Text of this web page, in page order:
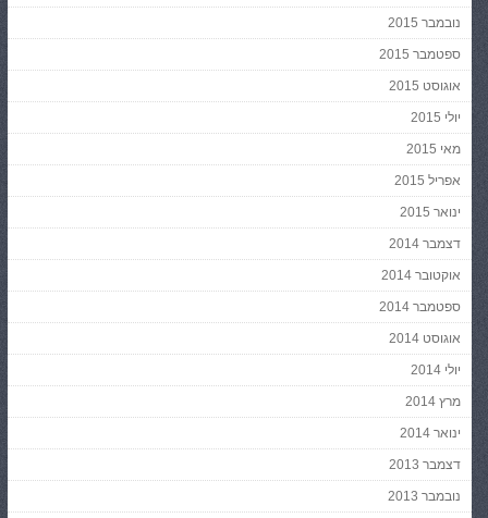
נובמבר 2015
ספטמבר 2015
אוגוסט 2015
יולי 2015
מאי 2015
אפריל 2015
ינואר 2015
דצמבר 2014
אוקטובר 2014
ספטמבר 2014
אוגוסט 2014
יולי 2014
מרץ 2014
ינואר 2014
דצמבר 2013
נובמבר 2013